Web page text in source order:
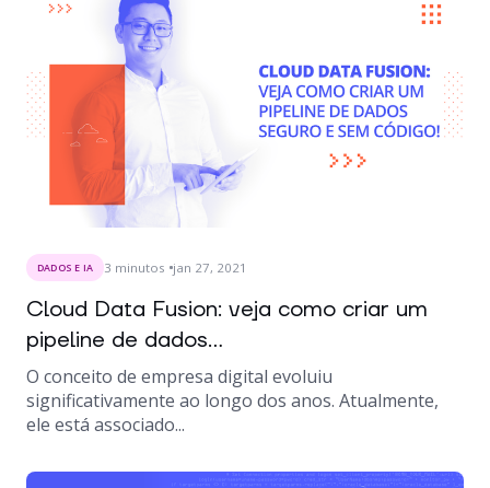
DADOS E IA 3 minutos jan 27, 2021
Cloud Data Fusion: veja como criar um
pipeline de dados...
O conceito de empresa digital evoluiu
significativamente ao longo dos anos. Atualmente,
ele está associado...